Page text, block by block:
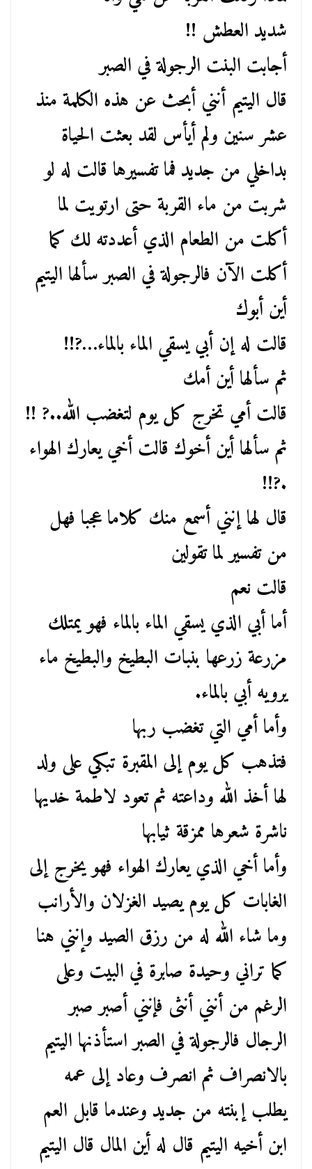
شديد العطش !!
أجابت البنت الرجولة في الصبر
قال اليتيم أنني أبحث عن هذه الكلمة منذ
عشر سنين ولم أيأس لقد بعثت الحياة
بداخلي من جديد فما تفسيرها قالت له لو
شربت من ماء القربة حتى ارتويت لما
أكلت من الطعام الذي أعددته لك كما
أكلت الآن فالرجولة في الصبر سألها اليتيم
أين أبوك
قالت له إن أبي يسقي الماء بالماء…?!!
ثم سألها أين أمك
قالت أمي تخرج كل يوم لتغضب الله..? !!
ثم سألها أين أخوك قالت أخي يعارك الهواء
.?!!
قال لها إنني أسمع منك كلاما عجبا فهل
من تفسير لما تقولين
قالت نعم
أما أبي الذي يسقي الماء بالماء فهو يمتلك
مزرعة زرعها بنبات البطيخ والبطيخ ماء
يرويه أبي بالماء.
وأما أمي التي تغضب ربها
فتذهب كل يوم إلى المقبرة تبكي على ولد
لها أخذ الله وداعته ثم تعود لاطمة خديها
ناشرة شعرها ممزقة ثيابها
وأما أخي الذي يعارك الهواء فهو يخرج إلى
الغابات كل يوم يصيد الغزلان والأرانب
وما شاء الله له من رزق الصيد وإنني هنا
كما تراني وحيدة صابرة في البيت وعلى
الرغم من أنني أنثى فإنني أصبر صبر
الرجال فالرجولة في الصبر استأذنها اليتيم
بالانصراف ثم انصرف وعاد إلى عمه
يطلب إبنته من جديد وعندما قابل العم
ابن أخيه اليتيم قال له أين المال قال اليتيم